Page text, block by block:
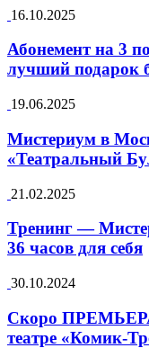
16.10.2025
Абонемент на 3
лучший подарок
19.06.2025
Мистериум в
«Театральный
21.02.2025
Тренинг —
36 часов для себя
30.10.2024
Скоро
театре «Комик-